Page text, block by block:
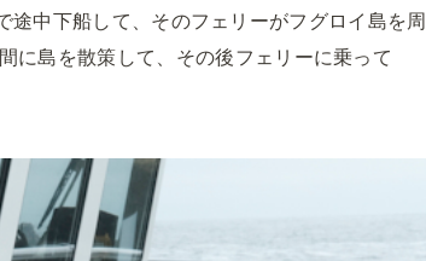
中下船して、そのフェリーがフグロイ島を周
に島を散策して、その後フェリーに乗って